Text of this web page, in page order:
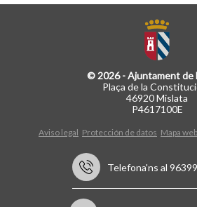
© 2026 - Ajuntament de
Plaça de la
46920 Mislata
P4617100E
Aviso legal Protección de datos Mapa web
Telefona'ns al